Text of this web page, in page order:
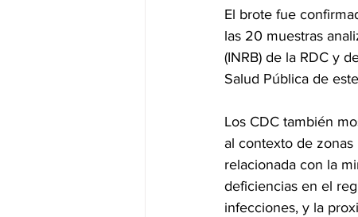
El brote fue
las 20 muestras
(INRB) de la RDC y
Salud Pública de
Los CDC también
al contexto de zonas
relacionada con la
deficiencias en el
infecciones, y la